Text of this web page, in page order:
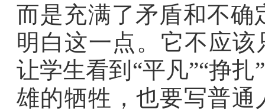
而是充满了矛盾和不确
明白这一点。它不应该
让学生看到“平凡”“挣
雄的牺牲，也要写普通